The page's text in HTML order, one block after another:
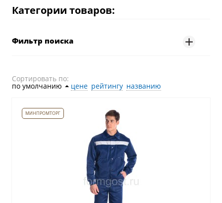
Категории товаров:
Фильтр поиска
Сортировать по:
по умолчанию ˄ цене рейтингу названию